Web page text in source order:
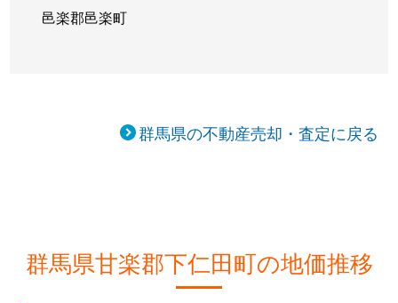
邑楽郡邑楽町
群馬県の不動産売却・査定に戻る
群馬県甘楽郡下仁田町の地価推移